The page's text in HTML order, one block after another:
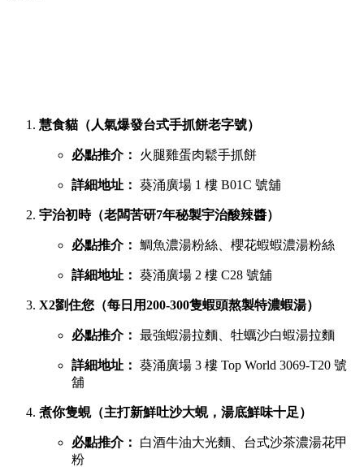
慧食貓（人氣爆發台式手抓餅老字號）
必點推介： 火腿雞蛋肉鬆手抓餅
詳細地址： 葵涌廣場 1 樓 B01C 號舖
宇治初時（老闆苦研7年秘製宇治酸辣醬）
必點推介： 鯛魚濃湯粉絲、櫻花蝦蝦濃湯粉絲
詳細地址： 葵涌廣場 2 樓 C28 號舖
X2劉住您（每日用200-300隻蝦頭熬製特濃蝦湯）
必點推介： 最強蝦湯拉麵、牡蠣沙白蝦湯拉麵
詳細地址： 葵涌廣場 3 樓 Top World 3069-T20 號
舖
煮你隻蜆（主打新鮮吐沙大蜆，湯底鮮味十足）
必點推介：
白酒牛油大光麵、台式沙茶濃湯花甲
粉